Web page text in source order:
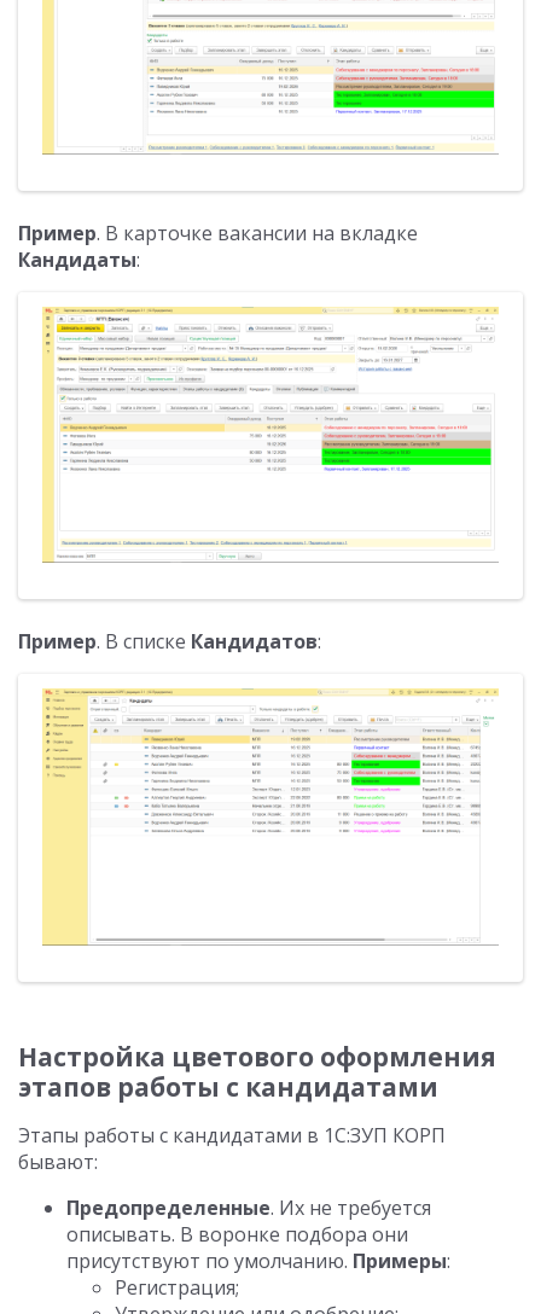
Пример. В карточке вакансии на вкладке
Кандидаты:
Пример. В списке Кандидатов:
Настройка цветового оформления
этапов работы с кандидатами
Этапы работы с кандидатами в 1С:ЗУП КОРП
бывают:
Предопределенные. Их не требуется
описывать. В воронке подбора они
присутствуют по умолчанию. Примеры:
Регистрация;